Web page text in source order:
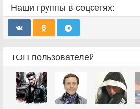
Наши группы в соцсетях:
ТОП пользователей